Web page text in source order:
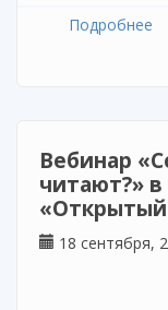
Подробнее
Вебинар
читают?»
«Открытый
18 сентября,